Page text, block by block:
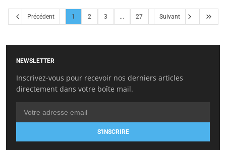
Précédent 1 2 3 ... 27 Suivant
NEWSLETTER
Inscrivez-vous pour recevoir nos derniers articles
directement dans votre boîte mail.
S'INSCRIRE